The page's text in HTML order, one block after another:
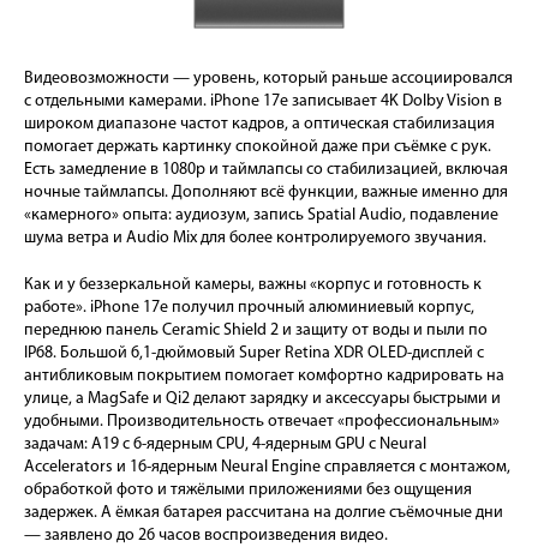
Видеовозможности — уровень, который раньше ассоциировался
с отдельными камерами. iPhone 17e записывает 4K Dolby Vision в
широком диапазоне частот кадров, а оптическая стабилизация
помогает держать картинку спокойной даже при съёмке с рук.
Есть замедление в 1080p и таймлапсы со стабилизацией, включая
ночные таймлапсы. Дополняют всё функции, важные именно для
«камерного» опыта: аудиозум, запись Spatial Audio, подавление
шума ветра и Audio Mix для более контролируемого звучания.
Как и у беззеркальной камеры, важны «корпус и готовность к
работе». iPhone 17e получил прочный алюминиевый корпус,
переднюю панель Ceramic Shield 2 и защиту от воды и пыли по
IP68. Большой 6,1-дюймовый Super Retina XDR OLED-дисплей с
антибликовым покрытием помогает комфортно кадрировать на
улице, а MagSafe и Qi2 делают зарядку и аксессуары быстрыми и
удобными. Производительность отвечает «профессиональным»
задачам: A19 с 6-ядерным CPU, 4-ядерным GPU с Neural
Accelerators и 16-ядерным Neural Engine справляется с монтажом,
обработкой фото и тяжёлыми приложениями без ощущения
задержек. А ёмкая батарея рассчитана на долгие съёмочные дни
— заявлено до 26 часов воспроизведения видео.